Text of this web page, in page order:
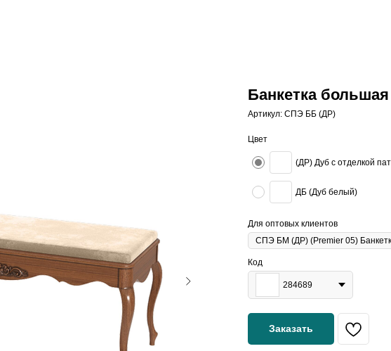
Банкетка большая
Артикул: СПЭ ББ (ДР)
Цвет
(ДР) Дуб с отделкой
ДБ (Дуб белый)
Для оптовых клиентов
Код
284689
Заказать